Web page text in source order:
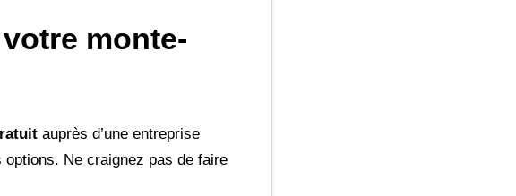
monte-
auprès d’une entreprise
Ne craignez pas de faire